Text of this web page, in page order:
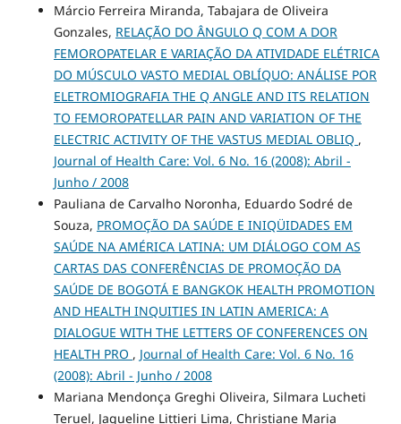
Márcio Ferreira Miranda, Tabajara de Oliveira
Gonzales, RELAÇÃO DO ÂNGULO Q COM A DOR
FEMOROPATELAR E VARIAÇÃO DA ATIVIDADE ELÉTRICA
DO MÚSCULO VASTO MEDIAL OBLÍQUO: ANÁLISE POR
ELETROMIOGRAFIA THE Q ANGLE AND ITS RELATION
TO FEMOROPATELLAR PAIN AND VARIATION OF THE
ELECTRIC ACTIVITY OF THE VASTUS MEDIAL OBLIQ ,
Journal of Health Care: Vol. 6 No. 16 (2008): Abril -
Junho / 2008
Pauliana de Carvalho Noronha, Eduardo Sodré de
Souza, PROMOÇÃO DA SAÚDE E INIQÜIDADES EM
SAÚDE NA AMÉRICA LATINA: UM DIÁLOGO COM AS
CARTAS DAS CONFERÊNCIAS DE PROMOÇÃO DA
SAÚDE DE BOGOTÁ E BANGKOK HEALTH PROMOTION
AND HEALTH INQUITIES IN LATIN AMERICA: A
DIALOGUE WITH THE LETTERS OF CONFERENCES ON
HEALTH PRO , Journal of Health Care: Vol. 6 No. 16
(2008): Abril - Junho / 2008
Mariana Mendonça Greghi Oliveira, Silmara Lucheti
Teruel, Jaqueline Littieri Lima, Christiane Maria